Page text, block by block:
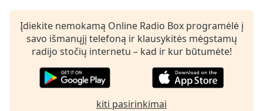
subtitles
settings
opens
subtitles
settings
dialog
subtitles
Įdiekite nemokamą Online Radio Box programėlė į
savo išmanųjį telefoną ir klausykitės mėgstamų
radijo stočių internetu – kad ir kur būtumėte!
kiti pasirinkimai